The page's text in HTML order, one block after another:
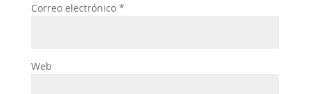
Correo electrónico *
Web